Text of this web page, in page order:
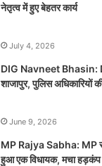
नेतृत्व में हुए बेहतर कार्य
July 4, 2026
DIG Navneet Bhasin:
शाजापुर, पुलिस अधिकारियों
June 9, 2026
MP Rajya Sabha: MP
हुआ एक विधायक, मचा हड़कंप